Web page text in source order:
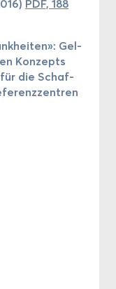
PDF, 188
Gel­
Kon­zepts
für die Schaf­